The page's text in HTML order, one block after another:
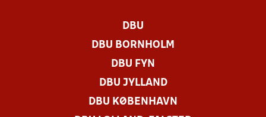
DBU
DBU BORNHOLM
DBU FYN
DBU JYLLAND
DBU KØBENHAVN